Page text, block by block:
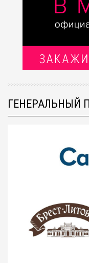
ГЕНЕРАЛЬНЫЙ